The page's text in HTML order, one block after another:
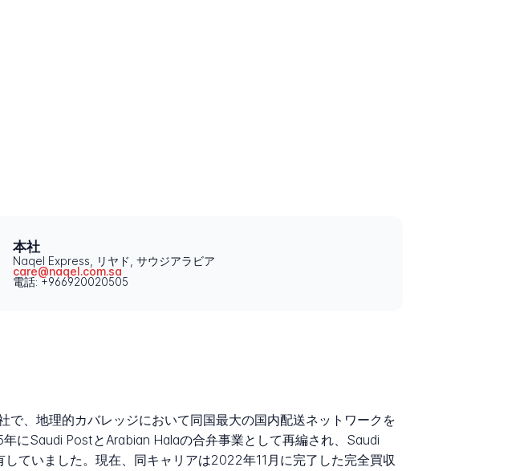
本社
Naqel Express, リヤド, サウジアラビア
care@naqel.com.sa
電話: +966920020505
で、地理的カバレッジにおいて同国最大の国内配送ネットワークを
にSaudi PostとArabian Halaの合弁事業として再編され、Saudi
ていました。現在、同キャリアは2022年11月に完了した完全買収